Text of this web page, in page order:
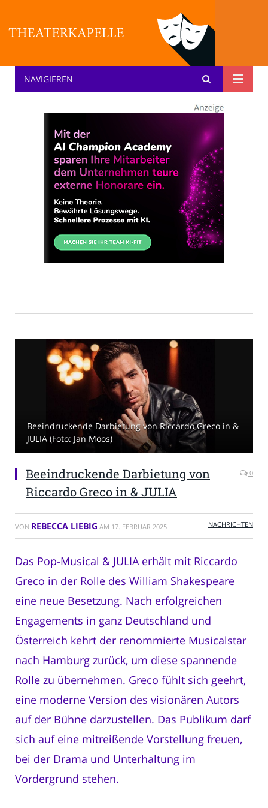
Theater: [KA] :pelle
NAVIGIEREN
Beeindruckende Darbietung von Riccardo Greco in &
JULIA (Foto: Jan Moos)
Beeindruckende Darbietung von
Riccardo Greco in & JULIA
0
VON REBECCA LIEBIG AM 17. FEBRUAR 2025 NACHRICHTEN
Das Pop-Musical & JULIA erhält mit Riccardo
Greco in der Rolle des William Shakespeare
eine neue Besetzung. Nach erfolgreichen
Engagements in ganz Deutschland und
Österreich kehrt der renommierte Musicalstar
nach Hamburg zurück, um diese spannende
Rolle zu übernehmen. Greco fühlt sich geehrt,
eine moderne Version des visionären Autors
auf der Bühne darzustellen. Das Publikum darf
sich auf eine mitreißende Vorstellung freuen,
bei der Drama und Unterhaltung im
Vordergrund stehen.